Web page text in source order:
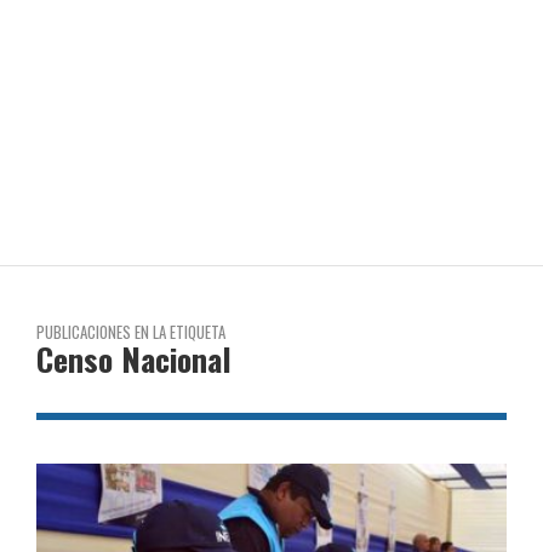
PUBLICACIONES EN LA ETIQUETA
Censo Nacional